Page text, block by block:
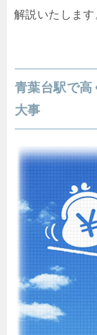
解説いたします
青葉台駅で高
大事